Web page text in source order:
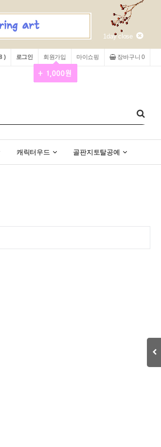
1day close
장바구니 0
마이쇼핑
회원가입
로그인
)
캐릭터우드 골판지토탈공예